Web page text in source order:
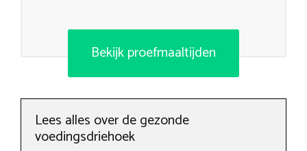
Bekijk proefmaaltijden
Lees alles over de gezonde
voedingsdriehoek